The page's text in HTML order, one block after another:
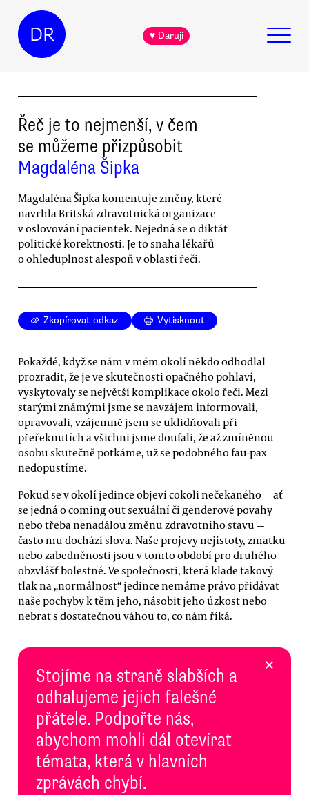
DR ♥ Daruji
Řeč je to nejmenší, v čem
se můžeme přizpůsobit
Magdaléna Šipka
Magdaléna Šipka komentuje změny, které
navrhla Britská zdravotnická organizace
v oslovování pacientek. Nejedná se o diktát
politické korektnosti. Je to snaha lékařů
o ohleduplnost alespoň v oblasti řeči.
Zkopírovat odkaz Vytisknout
Pokaždé, když se nám v mém okolí někdo odhodlal
prozradit, že je ve skutečnosti opačného pohlaví,
vyskytovaly se největší komplikace okolo řeči. Mezi
starými známými jsme se navzájem informovali,
opravovali, vzájemně jsem se uklidňovali při
přeřeknutích a všichni jsme doufali, že až zmíněnou
osobu skutečně potkáme, už se podobného fau-pax
nedopustíme.
Pokud se v okolí jedince objeví cokoli nečekaného — ať
se jedná o coming out sexuální či genderové povahy
nebo třeba nenadálou změnu zdravotního stavu —
často mu dochází slova. Naše projevy nejistoty, zmatku
nebo zabedněnosti jsou v tomto období pro druhého
obzvlášť bolestné. Ve společnosti, která klade takový
tlak na „normálnost“ jedince nemáme právo přidávat
naše pochyby k těm jeho, násobit jeho úzkost nebo
nebrat s dostatečnou váhou to, co nám říká.
Stojíme na straně slabších a
odhalujeme jejich falešné
přátele. Podpořte nás,
abychom mohli dál otevírat
témata, která v hlavních
zprávách chybí.
×